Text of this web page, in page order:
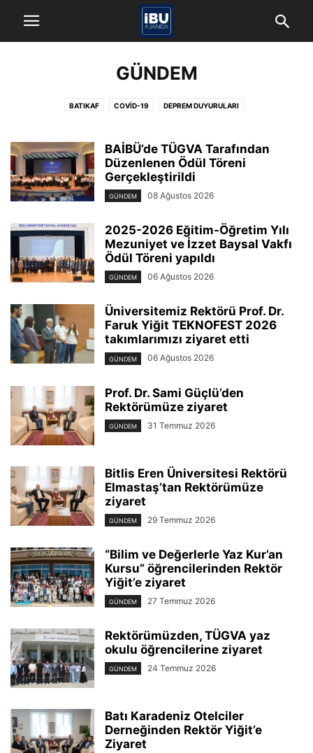
GÜNDEM
BATIKAF COVID-19 DEPREM DUYURULARI
BAİBÜ’de TÜGVA Tarafından
Düzenlenen Ödül Töreni
Gerçekleştirildi
GÜNDEM 08 Ağustos 2026
2025-2026 Eğitim-Öğretim Yılı
Mezuniyet ve İzzet Baysal Vakfı
Ödül Töreni yapıldı
GÜNDEM 06 Ağustos 2026
Üniversitemiz Rektörü Prof. Dr.
Faruk Yiğit TEKNOFEST 2026
takımlarımızı ziyaret etti
GÜNDEM 06 Ağustos 2026
Prof. Dr. Sami Güçlü’den
Rektörümüze ziyaret
GÜNDEM 31 Temmuz 2026
Bitlis Eren Üniversitesi Rektörü
Elmastaş’tan Rektörümüze
ziyaret
GÜNDEM 29 Temmuz 2026
“Bilim ve Değerlerle Yaz Kur’an
Kursu” öğrencilerinden Rektör
Yiğit’e ziyaret
GÜNDEM 27 Temmuz 2026
Rektörümüzden, TÜGVA yaz
okulu öğrencilerine ziyaret
GÜNDEM 24 Temmuz 2026
Batı Karadeniz Otelciler
Derneğinden Rektör Yiğit’e
Ziyaret